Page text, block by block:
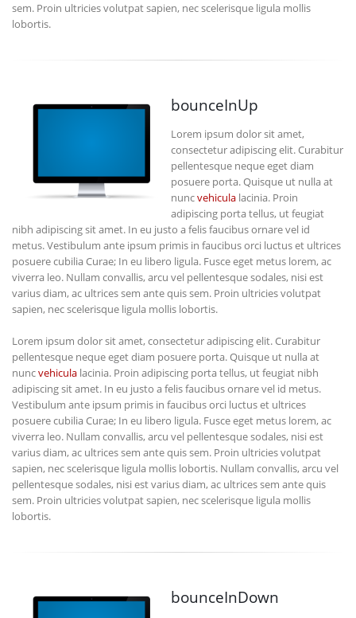
sem. Proin ultricies volutpat sapien, nec scelerisque ligula mollis
lobortis.
bounceInUp
Lorem ipsum dolor sit amet,
consectetur adipiscing elit. Curabitur
pellentesque neque eget diam
posuere porta. Quisque ut nulla at
nuncvehicula lacinia. Proin
adipiscing porta tellus, ut feugiat
nibh adipiscing sit amet. In eu justo a felis faucibus ornare vel id
metus. Vestibulum ante ipsum primis in faucibus orci luctus et ultrices
posuere cubilia Curae; In eu libero ligula. Fusce eget metus lorem, ac
viverra leo. Nullam convallis, arcu vel pellentesque sodales, nisi est
varius diam, ac ultrices sem ante quis sem. Proin ultricies volutpat
sapien, nec scelerisque ligula mollis lobortis.
Lorem ipsum dolor sit amet, consectetur adipiscing elit. Curabitur
pellentesque neque eget diam posuere porta. Quisque ut nulla at
nuncvehicula lacinia. Proin adipiscing porta tellus, ut feugiat nibh
adipiscing sit amet. In eu justo a felis faucibus ornare vel id metus.
Vestibulum ante ipsum primis in faucibus orci luctus et ultrices
posuere cubilia Curae; In eu libero ligula. Fusce eget metus lorem, ac
viverra leo. Nullam convallis, arcu vel pellentesque sodales, nisi est
varius diam, ac ultrices sem ante quis sem. Proin ultricies volutpat
sapien, nec scelerisque ligula mollis lobortis. Nullam convallis, arcu vel
pellentesque sodales, nisi est varius diam, ac ultrices sem ante quis
sem. Proin ultricies volutpat sapien, nec scelerisque ligula mollis
lobortis.
bounceInDown